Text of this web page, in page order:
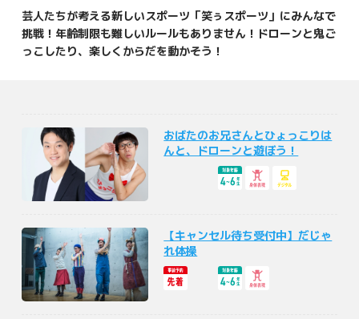
芸人たちが考える新しいスポーツ「笑ぅスポーツ」にみんなで
挑戦！年齢制限も難しいルールもありません！ドローンと鬼ご
っこしたり、楽しくからだを動かそう！
おばたのお兄さんとひょっこりは
んと、ドローンと遊ぼう！
【キャンセル待ち受付中】だじゃ
れ体操